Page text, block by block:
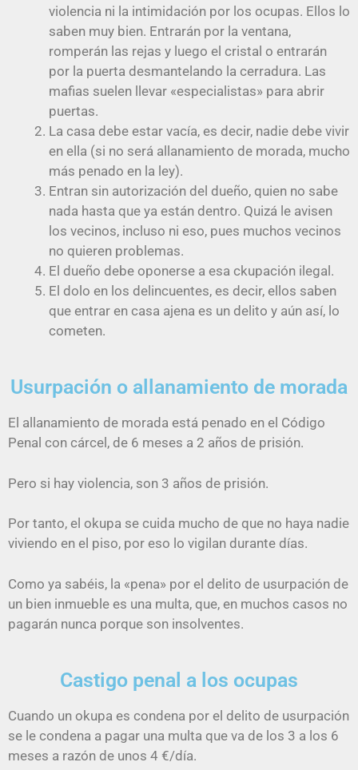
violencia ni la intimidación por los ocupas. Ellos lo
saben muy bien. Entrarán por la ventana,
romperán las rejas y luego el cristal o entrarán
por la puerta desmantelando la cerradura. Las
mafias suelen llevar «especialistas» para abrir
puertas.
La casa debe estar vacía, es decir, nadie debe vivir
en ella (si no será allanamiento de morada, mucho
más penado en la ley).
Entran sin autorización del dueño, quien no sabe
nada hasta que ya están dentro. Quizá le avisen
los vecinos, incluso ni eso, pues muchos vecinos
no quieren problemas.
El dueño debe oponerse a esa ckupación ilegal.
El dolo en los delincuentes, es decir, ellos saben
que entrar en casa ajena es un delito y aún así, lo
cometen.
Usurpación o allanamiento de morada
El allanamiento de morada está penado en el Código
Penal con cárcel, de 6 meses a 2 años de prisión.
Pero si hay violencia, son 3 años de prisión.
Por tanto, el okupa se cuida mucho de que no haya nadie
viviendo en el piso, por eso lo vigilan durante días.
Como ya sabéis, la «pena» por el delito de usurpación de
un bien inmueble es una multa, que, en muchos casos no
pagarán nunca porque son insolventes.
Castigo penal a los ocupas
Cuando un okupa es condena por el delito de usurpación
se le condena a pagar una multa que va de los 3 a los 6
meses a razón de unos 4 €/día.